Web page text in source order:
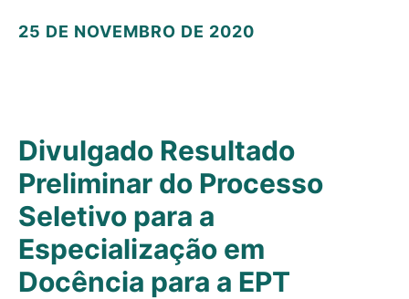
25 DE NOVEMBRO DE 2020
Divulgado Resultado
Preliminar do Processo
Seletivo para a
Especialização em
Docência para a EPT